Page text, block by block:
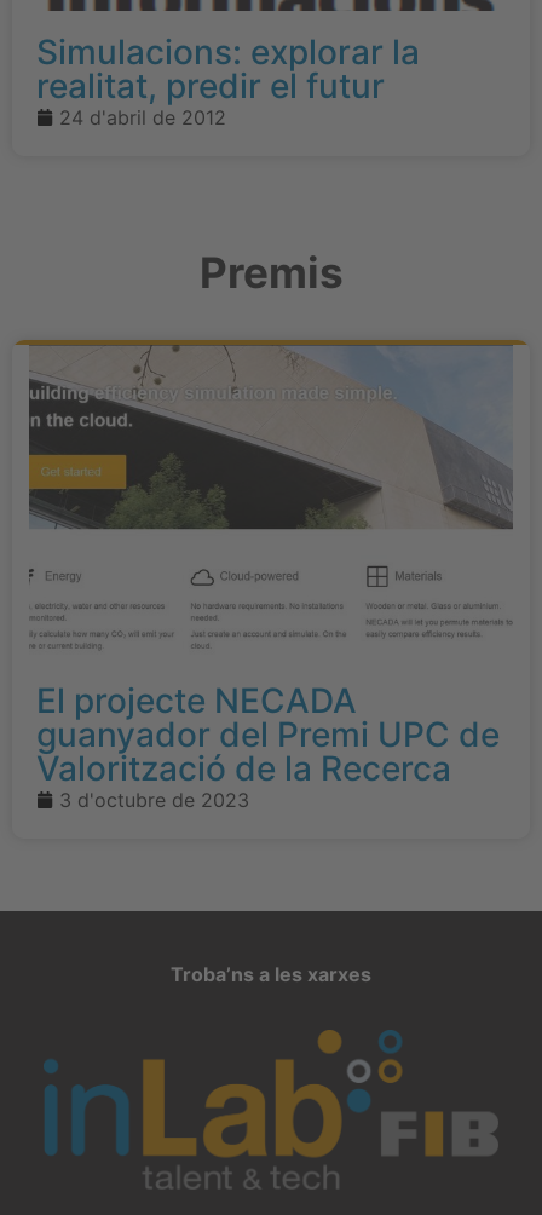
Simulacions: explorar la
realitat, predir el futur
24 d'abril de 2012
Premis
El projecte NECADA
guanyador del Premi UPC de
Valorització de la Recerca
3 d'octubre de 2023
Troba’ns a les xarxes